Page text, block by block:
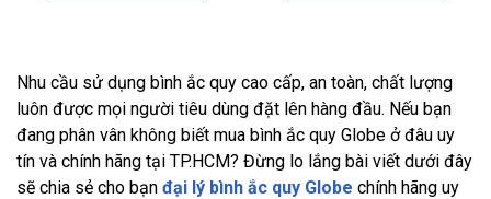
Nhu cầu sử dụng bình ắc quy cao cấp, an toàn, chất lượng
luôn được mọi người tiêu dùng đặt lên hàng đầu. Nếu bạn
đang phân vân không biết mua bình ắc quy Globe ở đâu uy
tín và chính hãng tại TP.HCM? Đừng lo lắng bài viết dưới đây
sẽ chia sẻ cho bạn đại lý bình ắc quy Globe chính hãng uy